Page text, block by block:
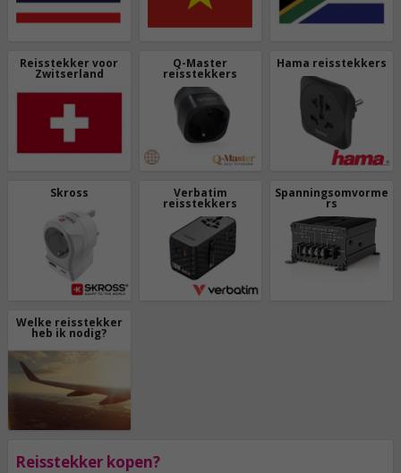
Reisstekker voor
Zwitserland
Q-Master
reisstekkers
Hama reisstekkers
Skross Verbatim
reisstekkers
Spanningsomvorme
rs
Welke reisstekker
heb ik nodig?
Reisstekker kopen?